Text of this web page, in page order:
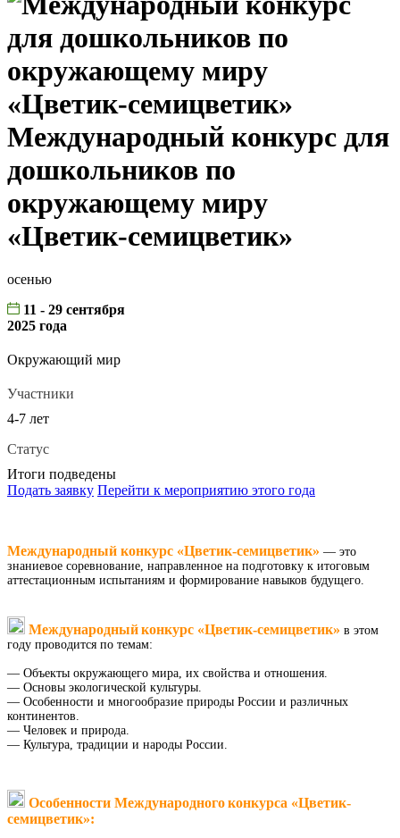
Международный конкурс для
дошкольников по
окружающему миру
«Цветик-семицветик»
осенью
11 - 29 сентября
2025 года
Окружающий мир
Участники
4-7 лет
Статус
Итоги подведены
Подать заявку Перейти к мероприятию этого года
Международный конкурс «Цветик-семицветик» — это
знаниевое соревнование, направленное на подготовку к итоговым
аттестационным испытаниям и формирование навыков будущего.
Международныйконкурс «Цветик-семицветик» в этом
году проводится по темам:
— Объекты окружающего мира, их свойства и отношения.
— Основы экологической культуры.
— Особенности и многообразие природы России и различных
континентов.
— Человек и природа.
— Культура, традиции и народы России.
Особенности Международногоконкурса «Цветик-
семицветик»: